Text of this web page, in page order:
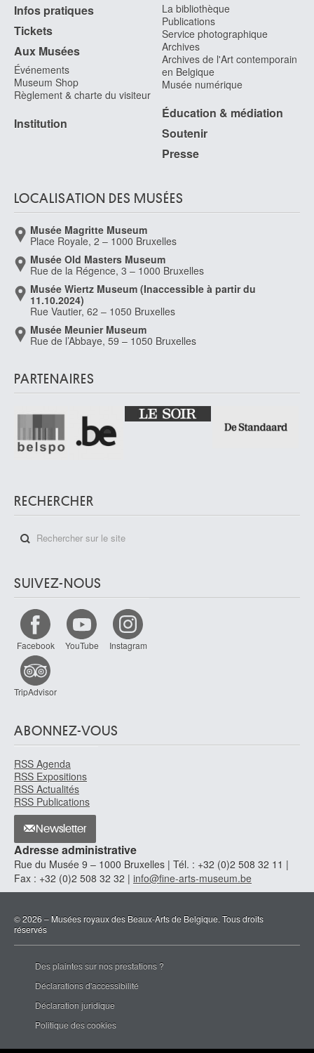
Infos pratiques
Tickets
Aux Musées
Événements
Museum Shop
Règlement & charte du visiteur
Institution
La bibliothèque
Publications
Service photographique
Archives
Archives de l'Art contemporain
en Belgique
Musée numérique
Éducation & médiation
Soutenir
Presse
LOCALISATION DES MUSÉES
Musée Magritte Museum
Place Royale, 2 – 1000 Bruxelles
Musée Old Masters Museum
Rue de la Régence, 3 – 1000 Bruxelles
Musée Wiertz Museum (Inaccessible à partir du
11.10.2024)
Rue Vautier, 62 – 1050 Bruxelles
Musée Meunier Museum
Rue de l’Abbaye, 59 – 1050 Bruxelles
PARTENAIRES
RECHERCHER
SUIVEZ-NOUS
Facebook YouTube Instagram
TripAdvisor
ABONNEZ-VOUS
RSS Agenda
RSS Expositions
RSS Actualités
RSS Publications
Newsletter
Adresse administrative
Rue du Musée 9 – 1000 Bruxelles | Tél. : +32 (0)2 508 32 11 |
Fax : +32 (0)2 508 32 32 | info@fine-arts-museum.be
© 2026 – Musées royaux des Beaux-Arts de Belgique. Tous droits
réservés
Des plaintes sur nos prestations ?
Déclarations d'accessibilité
Déclaration juridique
Politique des cookies